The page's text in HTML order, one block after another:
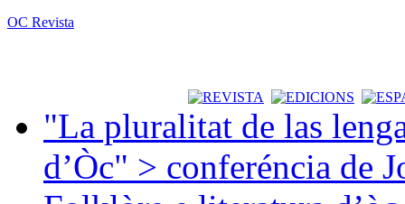
OC Revista
"La pluralitat de las
d’Òc" > conferéncia de